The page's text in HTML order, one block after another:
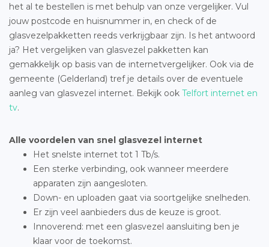
het al te bestellen is met behulp van onze vergelijker. Vul
jouw postcode en huisnummer in, en check of de
glasvezelpakketten reeds verkrijgbaar zijn. Is het antwoord
ja? Het vergelijken van glasvezel pakketten kan
gemakkelijk op basis van de internetvergelijker. Ook via de
gemeente (Gelderland) tref je details over de eventuele
aanleg van glasvezel internet. Bekijk ook Telfort internet en
tv.
Alle voordelen van snel glasvezel internet
Het snelste internet tot 1 Tb/s.
Een sterke verbinding, ook wanneer meerdere
apparaten zijn aangesloten.
Down- en uploaden gaat via soortgelijke snelheden.
Er zijn veel aanbieders dus de keuze is groot.
Innoverend: met een glasvezel aansluiting ben je
klaar voor de toekomst.